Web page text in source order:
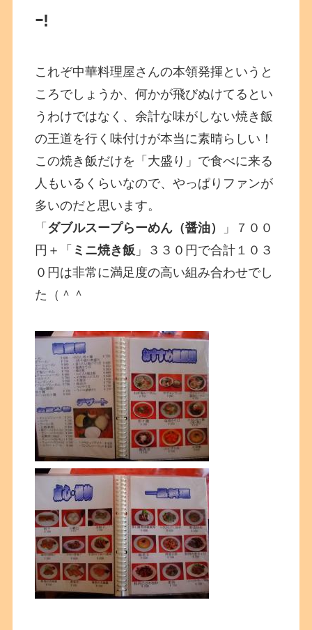
ｰ!
これぞ中華料理屋さんの本領発揮というと
ころでしょうか、何かが飛びぬけてるとい
うわけではなく、余計な味がしない焼き飯
の王道を行く味付けが本当に素晴らしい！
この焼き飯だけを「大盛り」で食べに来る
人もいるくらいなので、やっぱりファンが
多いのだと思います。
「 ダブルスープらーめん（醤油）
」７００
円＋「 ミニ焼き飯 」３３０円で合計１０３
０円は非常に満足度の高い組み合わせでし
た（＾＾